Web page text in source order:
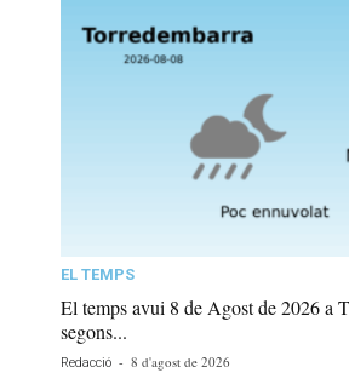
EL TEMPS
El temps avui 8 de Agost de 2026 a
segons...
Redacció - 8 d'agost de 2026